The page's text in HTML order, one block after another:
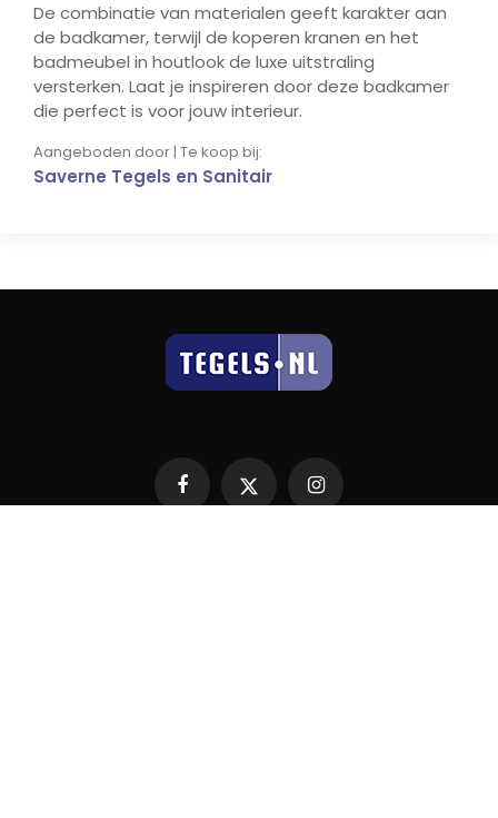
De combinatie van materialen geeft karakter aan
de badkamer, terwijl de koperen kranen en het
badmeubel in houtlook de luxe uitstraling
versterken. Laat je inspireren door deze badkamer
die perfect is voor jouw interieur.
Aangeboden door | Te koop bij:
Saverne Tegels en Sanitair
Facebook Instagram